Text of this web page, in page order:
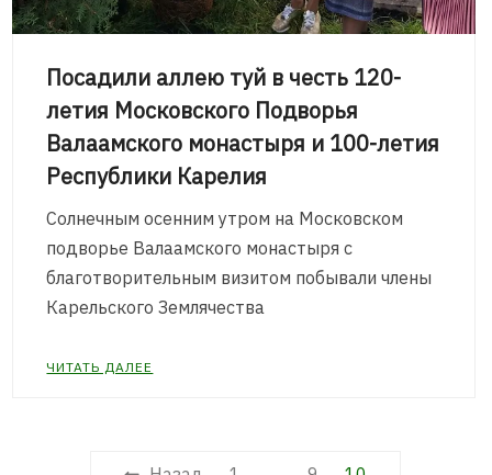
Посадили аллею туй в честь 120-
летия Московского Подворья
Валаамского монастыря и 100-летия
Республики Карелия
Солнечным осенним утром на Московском
подворье Валаамского монастыря с
благотворительным визитом побывали члены
Карельского Землячества
ЧИТАТЬ ДАЛЕЕ